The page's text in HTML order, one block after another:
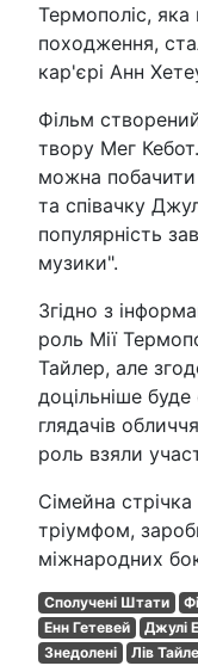
Термополіс,
походження,
кар'єрі Анн
Фільм
твору Мег
можна
та співачку
популярність
музики".
Згідно з
роль Мії
Тайлер, але
доцільніше
глядачів
роль взяли
Сімейна
тріумфом,
міжнародних
Сполучені Штати
Енн Гетевей
Джулі
Знедолені
Лів